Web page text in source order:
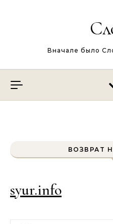
Вначале было
ВОЗВРАТ
syur.info